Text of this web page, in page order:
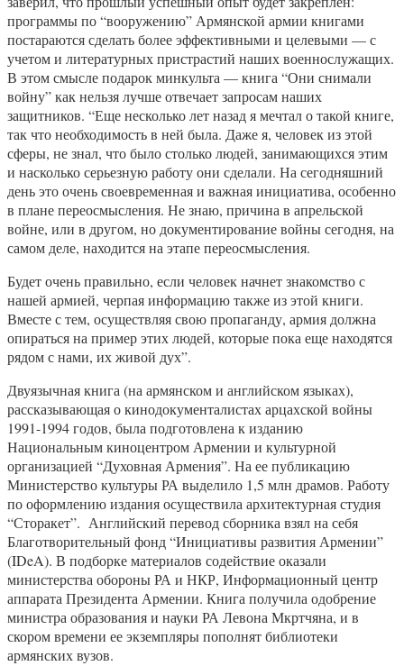
программы по “вооружению” Армянской армии книгами
постараются сделать более эффективными и целевыми — с
учетом и литературных пристрастий наших военнослужащих.
В этом смысле подарок минкульта — книга “Они снимали
войну” как нельзя лучше отвечает запросам наших
защитников. “Еще несколько лет назад я мечтал о такой книге,
так что необходимость в ней была. Даже я, человек из этой
сферы, не знал, что было столько людей, занимающихся этим
и насколько серьезную работу они сделали. На сегодняшний
день это очень своевременная и важная инициатива, особенно
в плане переосмысления. Не знаю, причина в апрельской
войне, или в другом, но документирование войны сегодня, на
самом деле, находится на этапе переосмысления.
Будет очень правильно, если человек начнет знакомство с
нашей армией, черпая информацию также из этой книги.
Вместе с тем, осуществляя свою пропаганду, армия должна
опираться на пример этих людей, которые пока еще находятся
рядом с нами, их живой дух”.
Двуязычная книга (на армянском и английском языках),
рассказывающая о кинодокументалистах арцахской войны
1991-1994 годов, была подготовлена к изданию
Национальным киноцентром Армении и культурной
организацией “Духовная Армения”. На ее публикацию
Министерство культуры РА выделило 1,5 млн драмов. Работу
по оформлению издания осуществила архитектурная студия
“Сторакет”. Английский перевод сборника взял на себя
Благотворительный фонд “Инициативы развития Армении”
(IDeA). В подборке материалов содействие оказали
министерства обороны РА и НКР, Информационный центр
аппарата Президента Армении. Книга получила одобрение
министра образования и науки РА Левона Мкртчяна, и в
скором времени ее экземпляры пополнят библиотеки
армянских вузов.